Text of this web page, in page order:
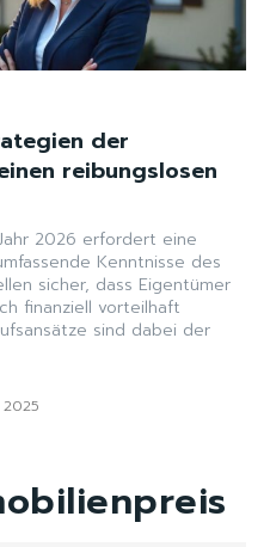
der
reibungslosen
2026 erfordert eine
Kenntnisse des
sicher, dass Eigentümer
finanziell vorteilhaft
sind dabei der